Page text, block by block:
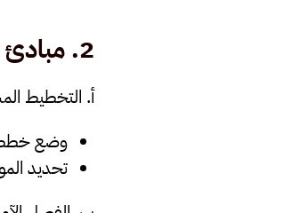
2. مبادئ
أ. التخطيط
وضع
تحديد